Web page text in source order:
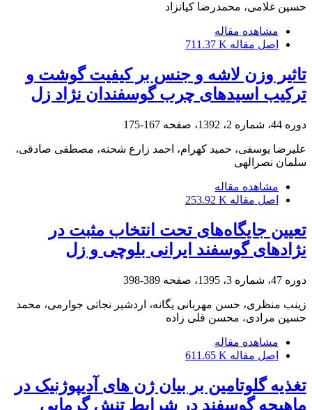
حسین غلامی، محمدرضا کیانزاد
مشاهده مقاله
اصل مقاله 711.37 K
تاثیر وزن لاشه و جنس بر کیفیت گوشت و
ترکیب اسیدهای چرب گوسفندان نژاد زل
دوره 44، شماره 2، 1392، صفحه 167-175
علیرضا یوسفی، حمید کهرام، احمد زارع شحنه، مصطفی صادقی،
سلمان نصرالهی
مشاهده مقاله
اصل مقاله 253.92 K
تعیین جایگاه‌های تحت انتخاب مثبت در
نژادهای گوسفند ایرانی بلوچی و زل
دوره 47، شماره 3، 1395، صفحه 389-398
زینب منظری، حسن مهربانی یگانه، اردشیر نجاتی جوارمی، محمد
حسین مرادی، محسن قلی زاده
مشاهده مقاله
اصل مقاله 611.65 K
تغذیه گلوتامین بر بیان ژن های آدیپوژنیک در
ماهیچه گوسفند در شرایط تنش گرمایی